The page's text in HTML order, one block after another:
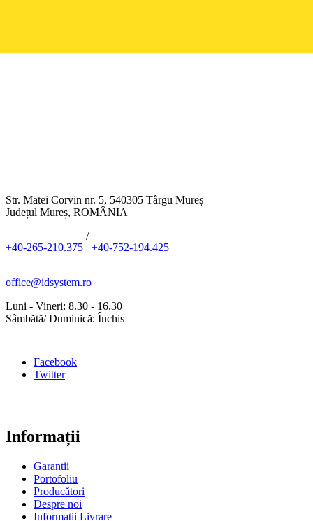
Str. Matei Corvin nr. 5, 540305 Târgu Mureș
Județul Mureș, ROMÂNIA
+40-265-210.375
/
+40-752-194.425
office@idsystem.ro
Luni - Vineri: 8.30 - 16.30
Sâmbătă/ Duminică: Închis
Facebook
Twitter
Informații
Garantii
Portofoliu
Producători
Despre noi
Informații Livrare